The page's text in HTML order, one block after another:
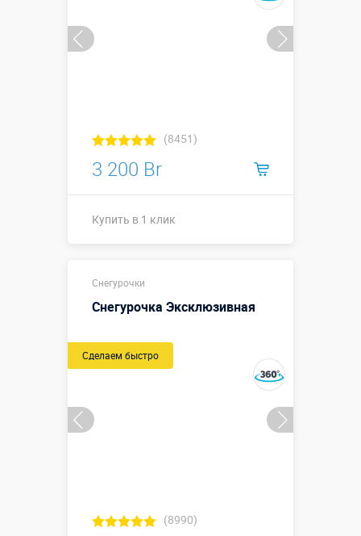
(8451)
3 200 Br
Купить в 1 клик
Больше деталей →
Купить в 1 клик
Снегурочки
Снегурочка Эксклюзивная
Сделаем быстро
(8990)